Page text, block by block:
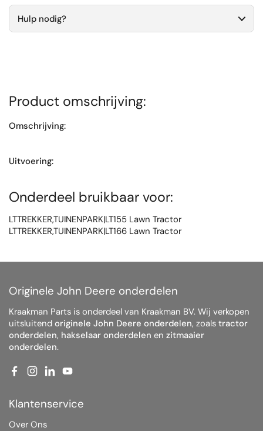
Hulp nodig?
Product omschrijving:
Omschrijving:
Uitvoering:
Onderdeel bruikbaar voor:
LTTREKKER,TUINENPARK|LT155 Lawn Tractor
LTTREKKER,TUINENPARK|LT166 Lawn Tractor
Originele John Deere onderdelen
Kraakman Parts is onderdeel van Kraakman BV. Wij verkopen
uitsluitend originele John Deere onderdelen, zoals tractor
onderdelen, hakselaar onderdelen en zitmaaier
onderdelen.
Facebook
Instagram
LinkedInYouTube
Klantenservice
Over Ons